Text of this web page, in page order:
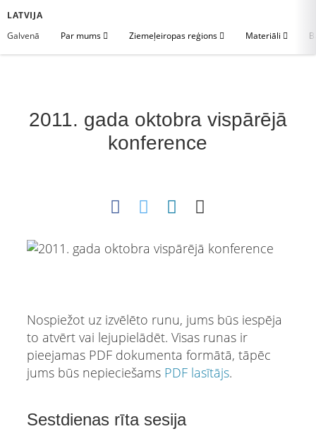
LATVIJA
Galvenā
Par mums Ziemeļeiropas reģions Materiāli
2011. gada oktobra vispārējā
konference
Nospiežot uz izvēlēto runu, jums būs iespēja
to atvērt vai lejupielādēt. Visas runas ir
pieejamas PDF dokumenta formātā, tāpēc
jums būs nepieciešams PDF lasītājs.
Sestdienas rīta sesija